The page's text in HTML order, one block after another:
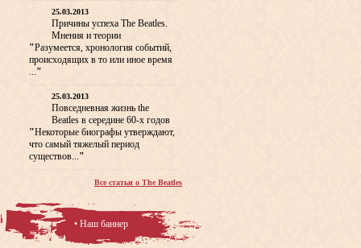
25.03.2013
Причины успеха The Beatles.
Мнения и теории
"Разумеется, хронология событий,
происходящих в то или иное время
..."
25.03.2013
Повседневная жизнь the
Beatles в середине 60-х годов
"Некоторые биографы утверждают,
что самый тяжелый период
существов..."
Все статьи о The Beatles
• Наш баннер